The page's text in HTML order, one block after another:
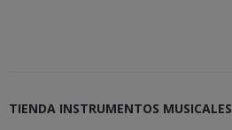
TIENDA INSTRUMENTOS MUSICALES